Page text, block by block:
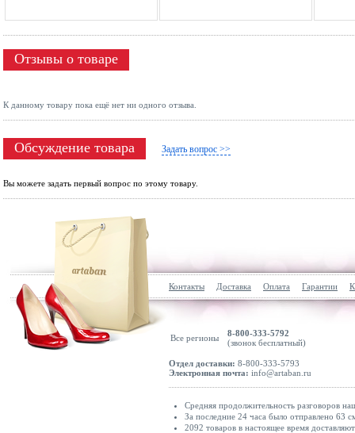
Отзывы о товаре
К данному товару пока ещё нет ни одного отзыва.
Обсуждение товара Задать вопрос >>
Вы можете задать первый вопрос по этому товару.
Контакты Доставка Оплата Гарантии
Все регионы
8-800-333-5792
(звонок бесплатный)
Отдел доставки: 8-800-333-5793
Электронная почта: info@artaban.ru
Средняя продолжительность разговоров
За последние 24 часа было отправлено 63
2092 товаров в настоящее время